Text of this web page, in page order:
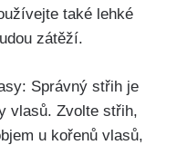
také lehké
zátěží.
Správný střih​ je
⁢vlasů.‌ Zvolte ​střih,⁤
u kořenů vlasů,